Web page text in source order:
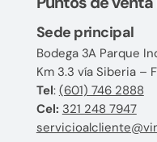
Sede principal
Bodega 3A Parque
Km 3.3 vía Siberia –
Tel: (601) 746 2888
Cel: 321 248 7947